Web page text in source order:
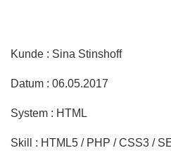
Kunde : Sina Stinshoff
Datum : 06.05.2017
System : HTML
Skill : HTML5 / PHP / CSS3 /